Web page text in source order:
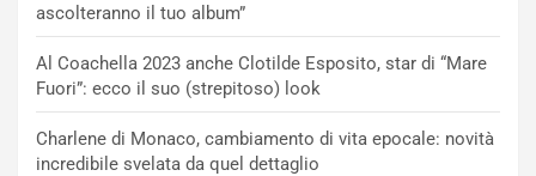
ascolteranno il tuo album”
Al Coachella 2023 anche Clotilde Esposito, star di “Mare
Fuori”: ecco il suo (strepitoso) look
Charlene di Monaco, cambiamento di vita epocale: novità
incredibile svelata da quel dettaglio